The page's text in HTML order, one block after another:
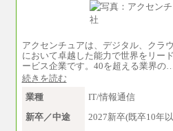
アクセンチュアは、デジタル、クラ
において卓越した能力で世界をリー
ービス企業です。40を超える業界の
続きを読む
業種
IT/情報通信
新卒／中途
2027新卒(既卒10年